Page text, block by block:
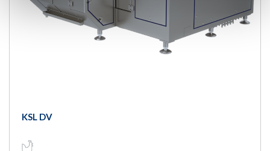
KSL DV